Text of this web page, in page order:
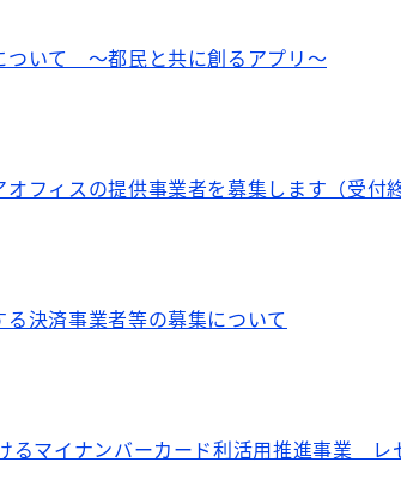
ついて ～都民と共に創るアプリ～
フィスの提供事業者を募集します（受付終
決済事業者等の募集について
るマイナンバーカード利活用推進事業 レ